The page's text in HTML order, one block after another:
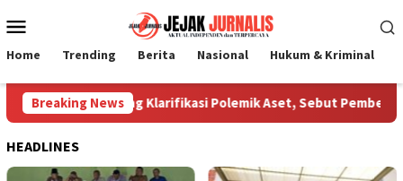
ke
Mobile
Home Trending Berita Nasional Hukum & Kriminal
Breaking News
Jombang Klarifikasi Polemik Aset, Sebut Pembelian
HEADLINES